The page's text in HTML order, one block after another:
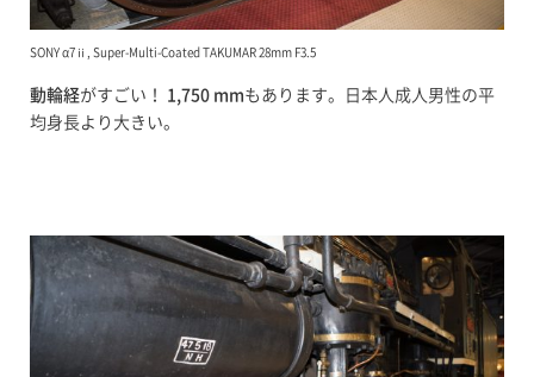
SONY α7ⅱ, Super-Multi-Coated TAKUMAR 28mm F3.5
動輪経がすごい！ 1,750 mmもあります。日本人成人男性の平
均身長より大きい。